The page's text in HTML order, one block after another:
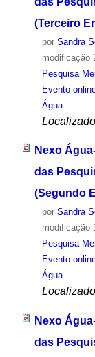
(Terceiro
por Sandra
modificação
Pesquisa
Evento
Água
Nexo
das
(Segundo
por Sandra
modificação
Pesquisa
Evento
Água
Nexo
das